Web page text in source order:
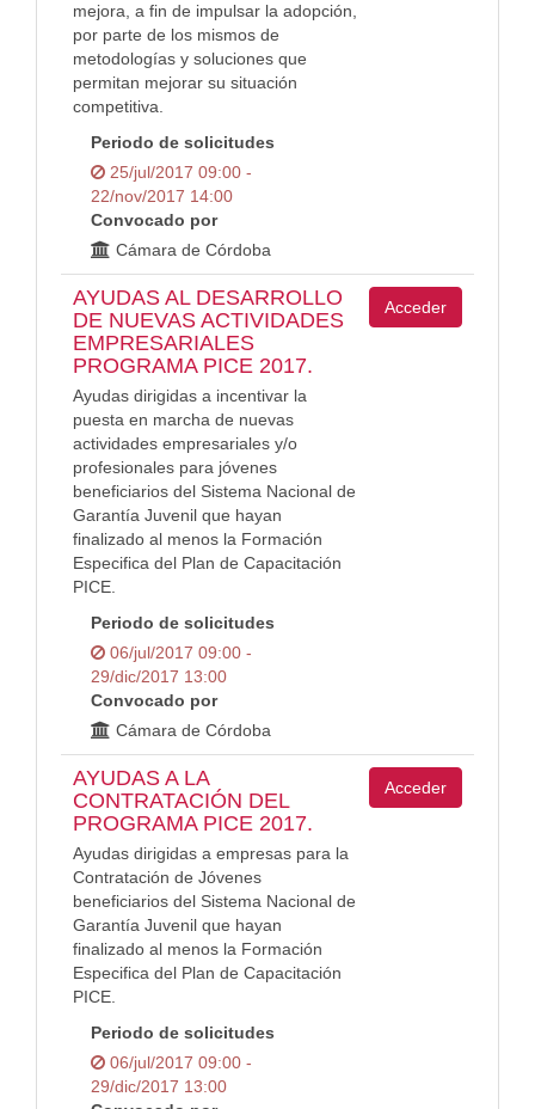
mejora, a fin de impulsar la adopción,
por parte de los mismos de
metodologías y soluciones que
permitan mejorar su situación
competitiva.
Periodo de solicitudes
25/jul/2017 09:00 -
22/nov/2017 14:00
Convocado por
Cámara de Córdoba
AYUDAS AL DESARROLLO
DE NUEVAS ACTIVIDADES
EMPRESARIALES
PROGRAMA PICE 2017.
Ayudas dirigidas a incentivar la
puesta en marcha de nuevas
actividades empresariales y/o
profesionales para jóvenes
beneficiarios del Sistema Nacional de
Garantía Juvenil que hayan
finalizado al menos la Formación
Especifica del Plan de Capacitación
PICE.
Periodo de solicitudes
06/jul/2017 09:00 -
29/dic/2017 13:00
Convocado por
Cámara de Córdoba
Acceder
AYUDAS A LA
CONTRATACIÓN DEL
PROGRAMA PICE 2017.
Ayudas dirigidas a empresas para la
Contratación de Jóvenes
beneficiarios del Sistema Nacional de
Garantía Juvenil que hayan
finalizado al menos la Formación
Especifica del Plan de Capacitación
PICE.
Periodo de solicitudes
06/jul/2017 09:00 -
29/dic/2017 13:00
Acceder